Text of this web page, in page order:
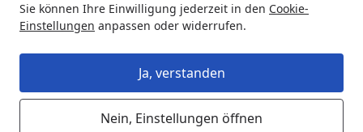
Sie können Ihre Einwilligung jederzeit in den Cookie-
Einstellungen anpassen oder widerrufen.
Ja, verstanden
Nein, Einstellungen öffnen